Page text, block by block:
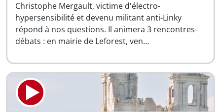
Christophe Mergault, victime d'électro-
hypersensibilité et devenu militant anti-Linky
répond à nos questions. Il animera 3 rencontres-
débats : en mairie de Leforest, ven…